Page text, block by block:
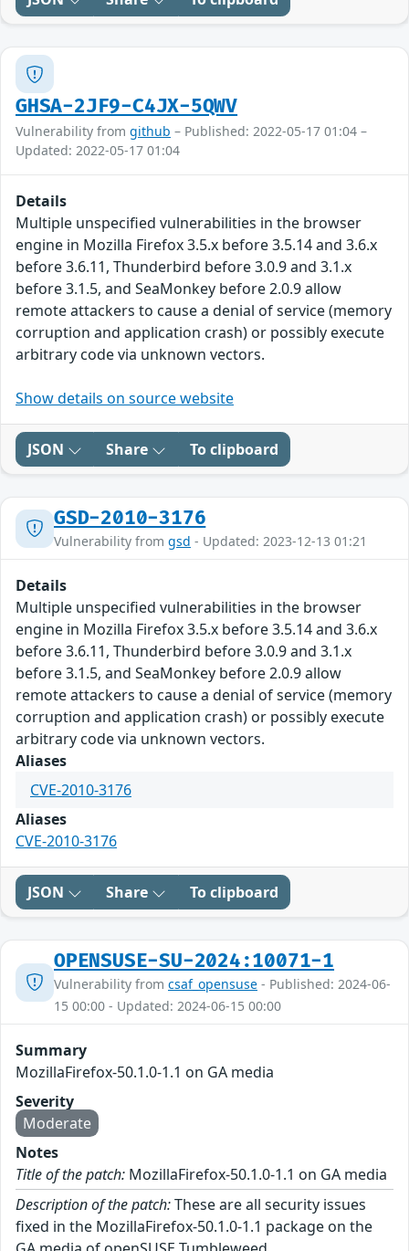
GHSA-2JF9-C4JX-5QWV
Vulnerability from github – Published: 2022-05-17 01:04 –
Updated: 2022-05-17 01:04
Details
Multiple unspecified vulnerabilities in the browser
engine in Mozilla Firefox 3.5.x before 3.5.14 and 3.6.x
before 3.6.11, Thunderbird before 3.0.9 and 3.1.x
before 3.1.5, and SeaMonkey before 2.0.9 allow
remote attackers to cause a denial of service (memory
corruption and application crash) or possibly execute
arbitrary code via unknown vectors.
Show details on source website
JSON Share To clipboard
GSD-2010-3176
Vulnerability from gsd - Updated: 2023-12-13 01:21
Details
Multiple unspecified vulnerabilities in the browser
engine in Mozilla Firefox 3.5.x before 3.5.14 and 3.6.x
before 3.6.11, Thunderbird before 3.0.9 and 3.1.x
before 3.1.5, and SeaMonkey before 2.0.9 allow
remote attackers to cause a denial of service (memory
corruption and application crash) or possibly execute
arbitrary code via unknown vectors.
Aliases
CVE-2010-3176
Aliases
CVE-2010-3176
JSON Share To clipboard
OPENSUSE-SU-2024:10071-1
Vulnerability from csaf_opensuse - Published: 2024-06-
15 00:00 - Updated: 2024-06-15 00:00
Summary
MozillaFirefox-50.1.0-1.1 on GA media
Severity
Moderate
Notes
Title of the patch: MozillaFirefox-50.1.0-1.1 on GA media
Description of the patch:These are all security issues
fixed in the MozillaFirefox-50.1.0-1.1 package on the